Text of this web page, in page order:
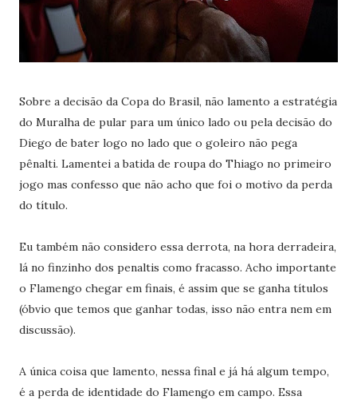
Sobre a decisão da Copa do Brasil, não lamento a estratégia
do Muralha de pular para um único lado ou pela decisão do
Diego de bater logo no lado que o goleiro não pega
pênalti. Lamentei a batida de roupa do Thiago no primeiro
jogo mas confesso que não acho que foi o motivo da perda
do título.
Eu também não considero essa derrota, na hora derradeira,
lá no finzinho dos penaltis como fracasso. Acho importante
o Flamengo chegar em finais, é assim que se ganha títulos
(óbvio que temos que ganhar todas, isso não entra nem em
discussão).
A única coisa que lamento, nessa final e já há algum tempo,
é a perda de identidade do Flamengo em campo. Essa